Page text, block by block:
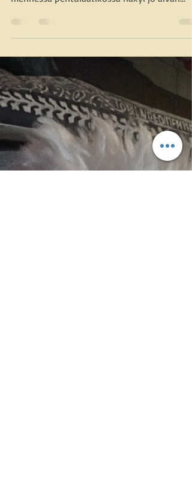
Pennut kasvavat hurjaa
Pienokaiset ottavat joka päivä uusia
kohti itsenäisempää elämää.29.1.2026
mennessä pentulaatikossa näkyi jo aivan
toisenlaista vipinää: pikku tassut kipittävät
vauhdilla ympäriinsä 🐾✨, ja pennut
rohkeasti voimiaan, ketteryyttään ja
uteliaisuuttaan. Pentulaatikko, joka hetki
sitten tuntui valtavalta, alkaa nyt käydä
selvästi liian pieneksi näille kasvaville